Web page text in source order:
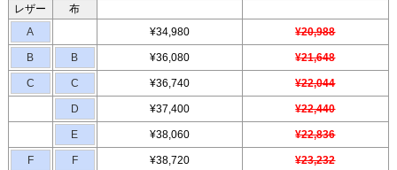
レザー
布
A
¥34,980 ¥20,988
B B ¥36,080 ¥21,648
C C ¥36,740 ¥22,044
D ¥37,400 ¥22,440
E ¥38,060 ¥22,836
F F ¥38,720 ¥23,232